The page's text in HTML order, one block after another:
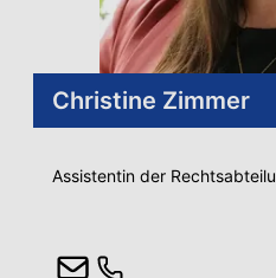
Christine Zimmer
Assistentin der